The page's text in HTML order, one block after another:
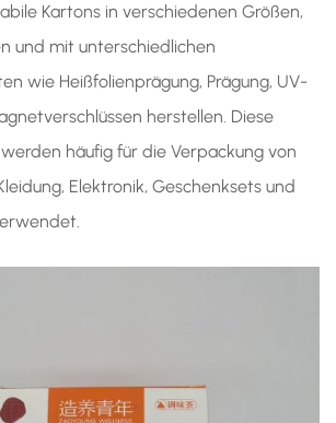
Kartons in verschiedenen Größen,
und mit unterschiedlichen
wie Heißfolienprägung, Prägung, UV-
herstellen. Diese
häufig für die Verpackung von
Elektronik, Geschenksets und